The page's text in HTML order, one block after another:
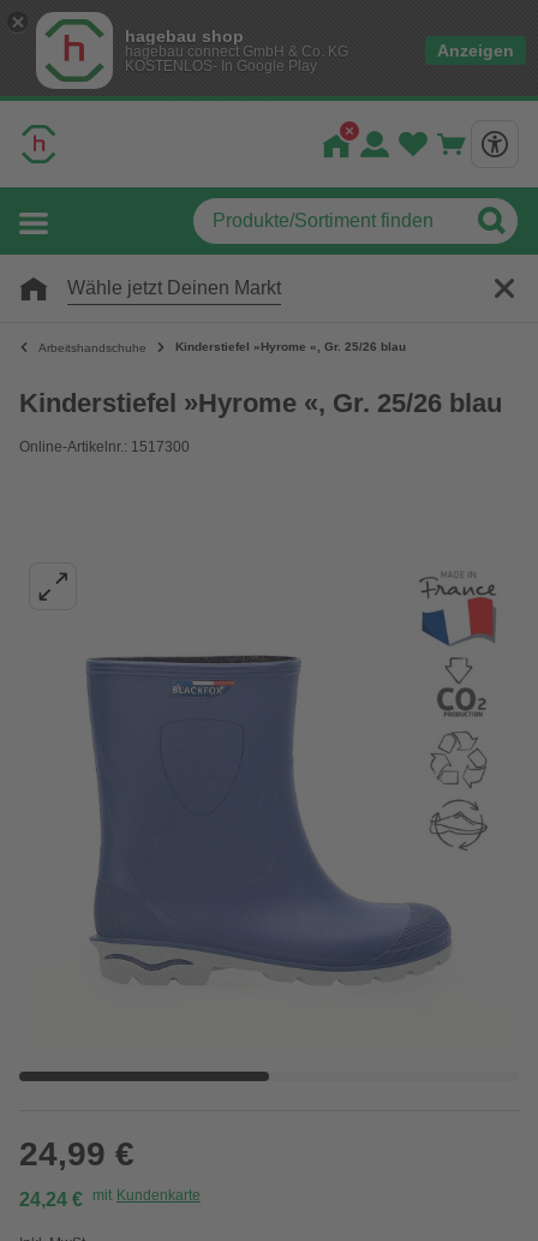
hagebau shop
hagebau connect GmbH & Co. KG
KOSTENLOS- In Google Play
Anzeigen
Wähle jetzt Deinen Markt
Arbeitshandschuhe Kinderstiefel »Hyrome «, Gr. 25/26 blau
Kinderstiefel »Hyrome «, Gr. 25/26 blau
Online-Artikelnr.: 1517300
24,99 €
24,24 € mit Kundenkarte